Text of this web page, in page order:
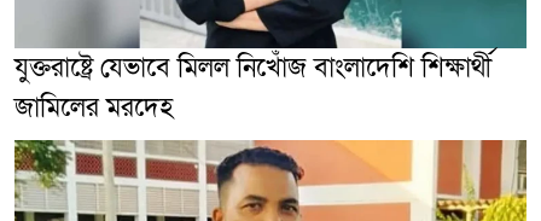
যুক্তরাষ্ট্রে যেভাবে মিলল নিখোঁজ বাংলাদেশি শিক্ষার্থী
জামিলের মরদেহ